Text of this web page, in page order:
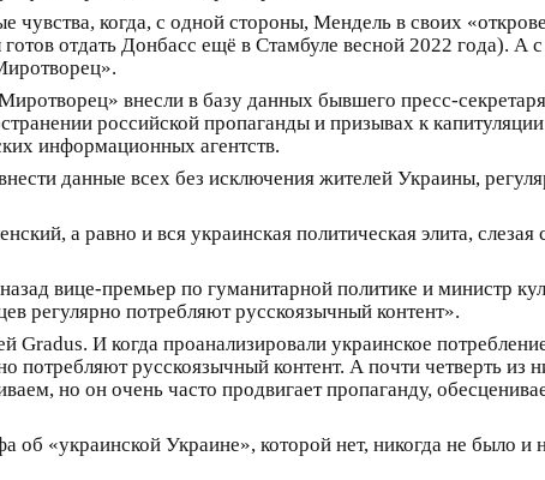
чувства, когда, с одной стороны, Мендель в своих
отдать Донбасс ещё в Стамбуле весной 2022 года). А
внесли в базу данных бывшего пресс-
российской пропаганды и призывах к
информационных агентств.
данные всех без исключения жителей Украины,
а равно и вся украинская политическая элита,
вице-премьер по гуманитарной политике и министр
регулярно потребляют русскоязычный контент».
И когда проанализировали украинское
русскоязычный контент. А почти четверть из
но он очень часто продвигает пропаганду,
«украинской Украине», которой нет, никогда не было и